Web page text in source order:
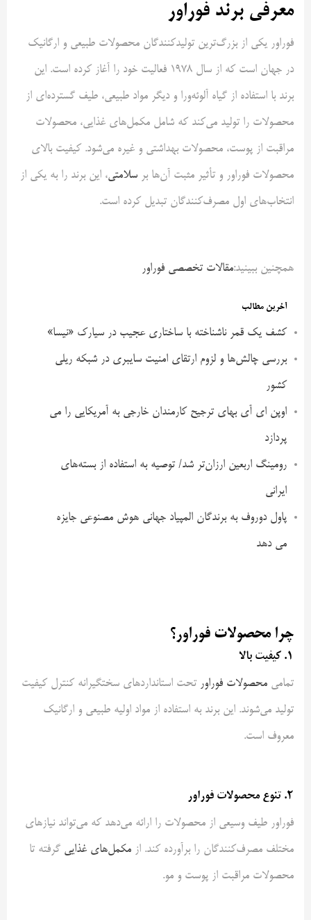
معرفی برند فوراور
فوراور یکی از بزرگ‌ترین تولیدکنندگان محصولات طبیعی و ارگانیک
در جهان است که از سال 1978 فعالیت خود را آغاز کرده است. این
برند با استفاده از گیاه آلوئه‌ورا و دیگر مواد طبیعی، طیف گسترده‌ای از
محصولات را تولید می‌کند که شامل مکمل‌های غذایی، محصولات
مراقبت از پوست، محصولات بهداشتی و غیره می‌شود. کیفیت بالای
محصولات فوراور و تأثیر مثبت آن‌ها بر سلامتی، این برند را به یکی از
انتخاب‌های اول مصرف‌کنندگان تبدیل کرده است.
همچنین ببینید:مقالات تخصصی فوراور
آخرین مطالب
کشف یک قمر ناشناخته با ساختاری عجیب در سیارک «نیسا»
بررسی چالش‌ها و لزوم ارتقای امنیت سایبری در شبکه ریلی
کشور
اوپن ای آی بهای ترجیح کارمندان خارجی به آمریکایی را می
پردازد
رومینگ اربعین ارزان‌تر شد/ توصیه به استفاده از بسته‌های
ایرانی
پاول دوروف به برندگان المپیاد جهانی هوش مصنوعی جایزه
می دهد
چرا محصولات فوراور؟
1. کیفیت بالا
تمامی محصولات فوراور تحت استانداردهای سختگیرانه کنترل کیفیت
تولید می‌شوند. این برند به استفاده از مواد اولیه طبیعی و ارگانیک
معروف است.
2. تنوع محصولات فوراور
فوراور طیف وسیعی از محصولات را ارائه می‌دهد که می‌تواند نیازهای
مختلف مصرف‌کنندگان را برآورده کند. از مکمل‌های غذایی گرفته تا
محصولات مراقبت از پوست و مو.